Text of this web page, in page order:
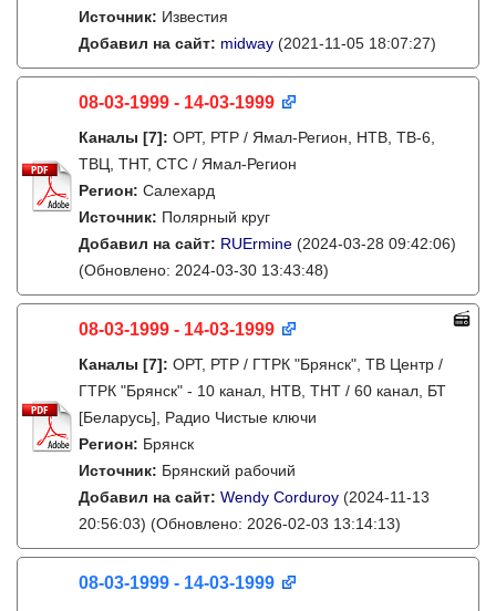
Источник: Известия
Добавил на сайт: midway (2021-11-05 18:07:27)
08-03-1999 - 14-03-1999
Каналы [7]: ОРТ, РТР / Ямал-Регион, НТВ, ТВ-6,
ТВЦ, ТНТ, СТС / Ямал-Регион
Регион: Салехард
Источник: Полярный круг
Добавил на сайт: RUErmine (2024-03-28 09:42:06)
(Обновлено: 2024-03-30 13:43:48)
08-03-1999 - 14-03-1999
Каналы [7]: ОРТ, РТР / ГТРК "Брянск", ТВ Центр /
ГТРК "Брянск" - 10 канал, НТВ, ТНТ / 60 канал, БТ
[Беларусь], Радио Чистые ключи
Регион: Брянск
Источник: Брянский рабочий
Добавил на сайт: Wendy Corduroy (2024-11-13
20:56:03) (Обновлено: 2026-02-03 13:14:13)
08-03-1999 - 14-03-1999